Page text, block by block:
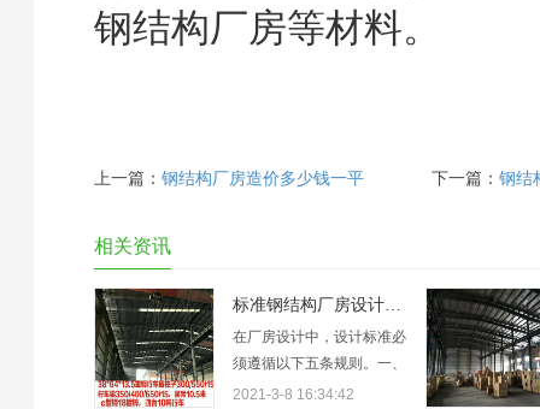
钢结构厂房等材料。
上一篇： 钢结构厂房造价多少钱一平 下一篇： 钢结
相关资讯
标准钢结构厂房设计规范
在厂房设计中，设计标准必
须遵循以下五条规则。一、
工业厂房设计必须贯彻执行
2021-3-8 16:34:42